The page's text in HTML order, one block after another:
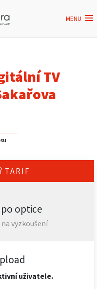
MENU
TV
TARIF
po optice
na vyzkoušení
uživatele.